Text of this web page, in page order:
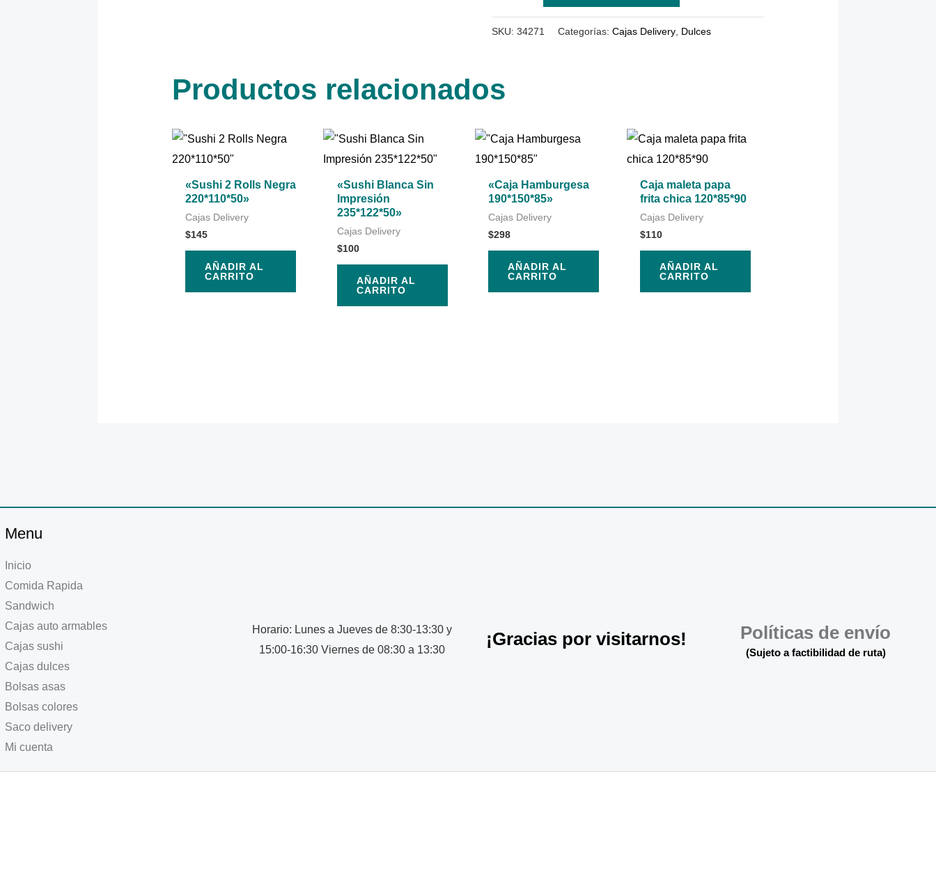
SKU:34271 Categorías:Cajas Delivery, Dulces
Productos relacionados
«Sushi 2 Rolls Negra
220*110*50»
Cajas Delivery
$145
AÑADIR AL
CARRITO
«Sushi Blanca Sin
Impresión
235*122*50»
Cajas Delivery
$100
AÑADIR AL
CARRITO
«Caja Hamburgesa
190*150*85»
Cajas Delivery
$298
AÑADIR AL
CARRITO
Caja maleta papa
frita chica 120*85*90
Cajas Delivery
$110
AÑADIR AL
CARRITO
Menu
Inicio
Comida Rapida
Sandwich
Cajas auto armables
Cajas sushi
Cajas dulces
Bolsas asas
Bolsas colores
Saco delivery
Mi cuenta
Horario: Lunes a Juevesde 8:30-13:30 y
15:00-16:30Viernes de 08:30 a 13:30 ¡Gracias por visitarnos! Políticas de envío
(Sujeto a factibilidad de ruta)